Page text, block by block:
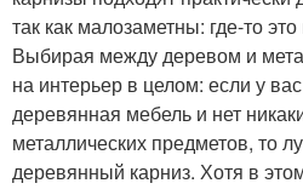
так как малозаметны: где-то
Выбирая между деревом и
на интерьер в целом: если у
деревянная мебель и нет
металлических предметов, то
деревянный карниз. Хотя в